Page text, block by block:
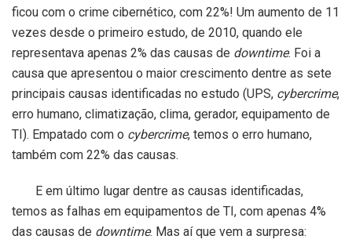
ficou com o crime cibernético, com 22%! Um aumento de 11
vezes desde o primeiro estudo, de 2010, quando ele
representava apenas 2% das causas de downtime. Foi a
causa que apresentou o maior crescimento dentre as sete
principais causas identificadas no estudo (UPS, cybercrime,
erro humano, climatização, clima, gerador, equipamento de
TI). Empatado com o cybercrime, temos o erro humano,
também com 22% das causas.
E em último lugar dentre as causas identificadas,
temos as falhas em equipamentos de TI, com apenas 4%
das causas de downtime. Mas aí que vem a surpresa: